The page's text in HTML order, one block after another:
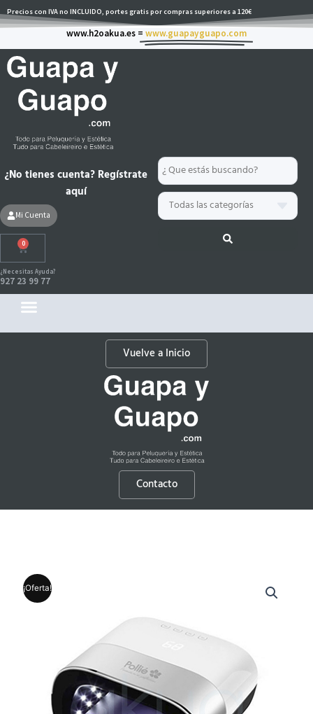
al
Precios con IVA no INCLUIDO, portes gratis por compras superiores a 120€
www.h2oakua.es = www.guapayguapo.com
Search
...
¿No tienes cuenta? Regístrate
aquí
Mi Cuenta
0
Carrito
¿Necesitas Ayuda?
927 23 99 77
Vuelve a Inicio
Contacto
¡Oferta!